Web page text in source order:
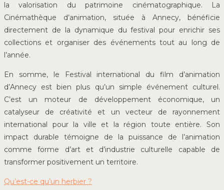
la valorisation du patrimoine cinématographique. La
Cinémathèque d’animation, située à Annecy, bénéficie
directement de la dynamique du festival pour enrichir ses
collections et organiser des événements tout au long de
l’année.
En somme, le Festival international du film d’animation
d’Annecy est bien plus qu’un simple événement culturel.
C’est un moteur de développement économique, un
catalyseur de créativité et un vecteur de rayonnement
international pour la ville et la région toute entière. Son
impact durable témoigne de la puissance de l’animation
comme forme d’art et d’industrie culturelle capable de
transformer positivement un territoire.
Qu’est-ce qu’un herbier ?